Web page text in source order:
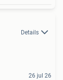
Details
26 jul 26